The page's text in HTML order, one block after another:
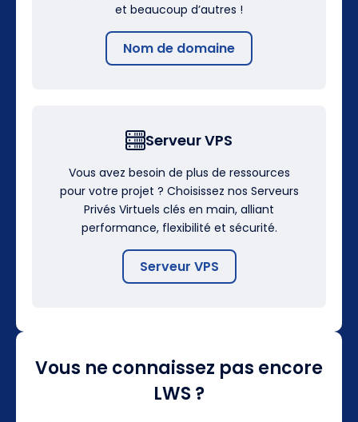
et beaucoup d’autres !
Nom de domaine
Serveur VPS
Vous avez besoin de plus de ressources
pour votre projet ? Choisissez nos Serveurs
Privés Virtuels clés en main, alliant
performance, flexibilité et sécurité.
Serveur VPS
Vous ne connaissez pas encore
LWS ?